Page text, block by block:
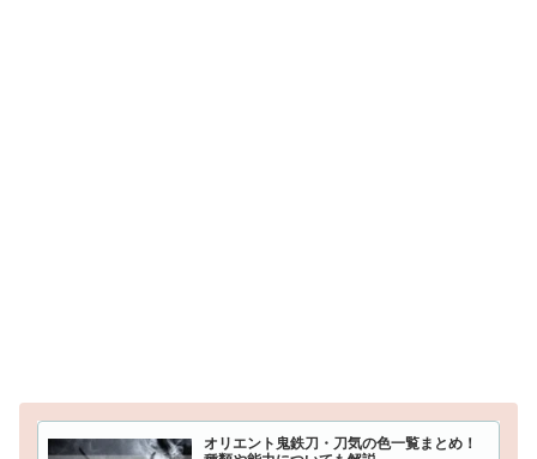
オリエント鬼鉄刀・刀気の色一覧まとめ！